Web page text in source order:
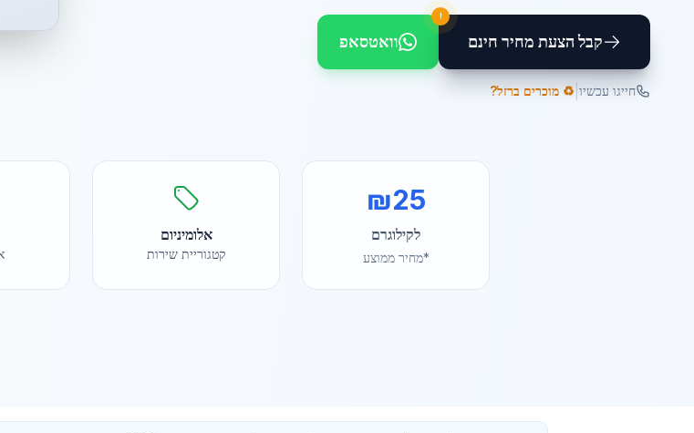
קבל הצעת מחיר חינם
!
וואטסאפ
חייגו עכשיו ♻️ מוכרים ברזל?
₪25
לקילוגרם
*מחיר ממוצע
אלומיניום
קטגוריית שירות